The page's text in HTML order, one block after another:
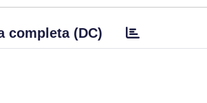
completa (DC)